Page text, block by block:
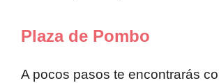
Plaza de Pombo
A pocos pasos te encontrarás